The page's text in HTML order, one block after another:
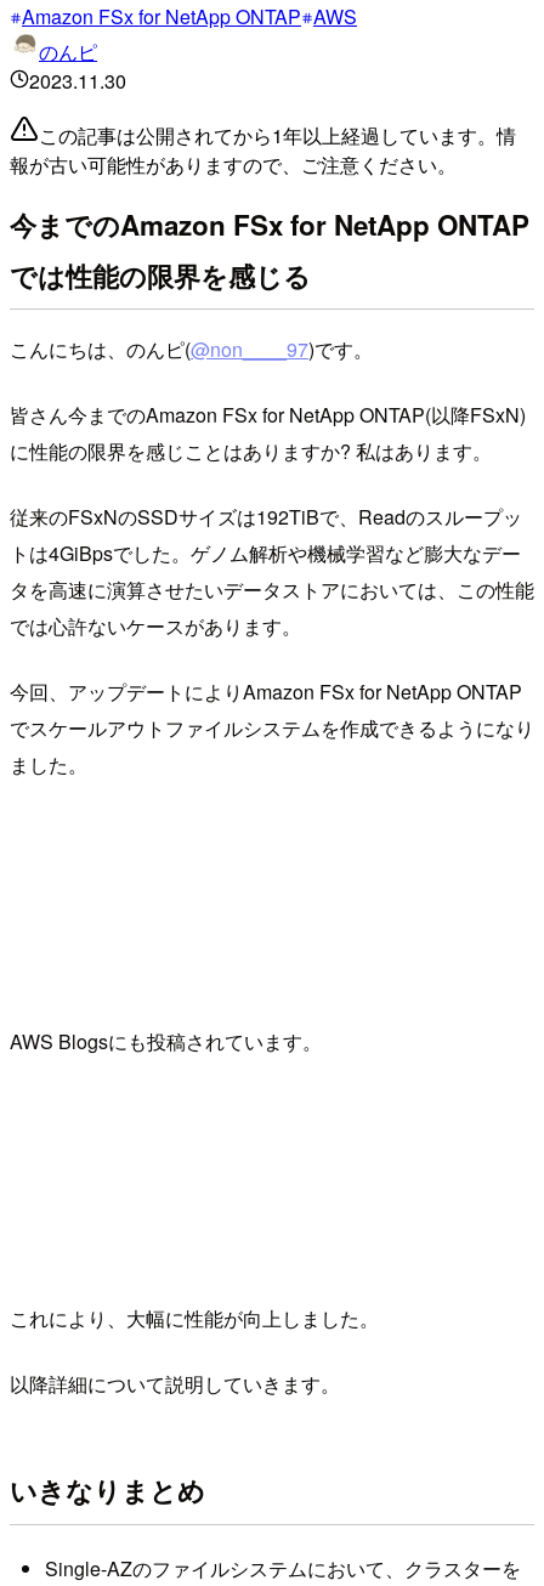
Amazon FSx for NetApp ONTAP AWS
のんピ
2023.11.30
この記事は公開されてから1年以上経過しています。情
報が古い可能性がありますので、ご注意ください。
今までのAmazon FSx for NetApp ONTAP
では性能の限界を感じる
こんにちは、のんピ(@non____97)です。
皆さん今までのAmazon FSx for NetApp ONTAP(以降FSxN)
に性能の限界を感じことはありますか? 私はあります。
従来のFSxNのSSDサイズは192TiBで、Readのスループッ
トは4GiBpsでした。ゲノム解析や機械学習など膨大なデー
タを高速に演算させたいデータストアにおいては、この性能
では心許ないケースがあります。
今回、アップデートによりAmazon FSx for NetApp ONTAP
でスケールアウトファイルシステムを作成できるようになり
ました。
AWS Blogsにも投稿されています。
これにより、大幅に性能が向上しました。
以降詳細について説明していきます。
いきなりまとめ
Single-AZのファイルシステムにおいて、クラスターを